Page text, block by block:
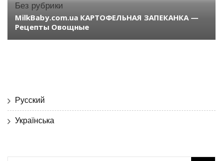
Без рубрики
MilkBaby.com.ua КАРТОФЕЛЬНАЯ ЗАПЕКАНКА —
Рецепты Овощные
Русский
Українська